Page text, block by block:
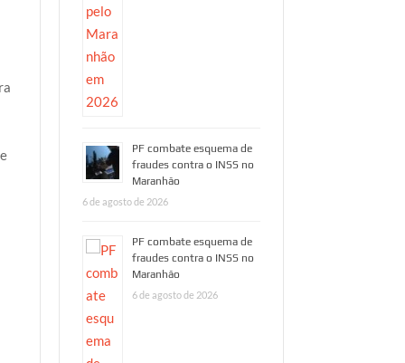
HORA 1
PF combate
esquema de
fraudes contra
PF combate esquema de
fraudes contra o INSS no
Maranhão
6 de agosto de 2026
PF combate esquema de
fraudes contra o INSS no
Maranhão
6 de agosto de 2026